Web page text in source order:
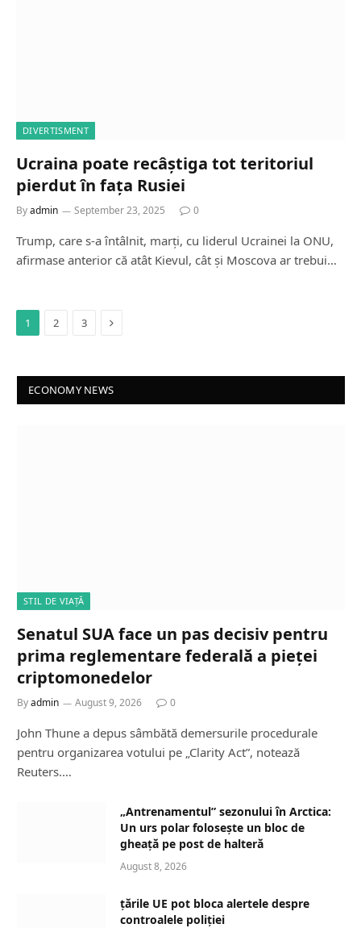
DIVERTISMENT
Ucraina poate recâștiga tot teritoriul
pierdut în fața Rusiei
Byadmin September 23, 2025 0
Trump, care s-a întâlnit, marți, cu liderul Ucrainei la ONU,
afirmase anterior că atât Kievul, cât și Moscova ar trebui…
1 2 3 Next
ECONOMY NEWS
STIL DE VIAȚĂ
Senatul SUA face un pas decisiv pentru
prima reglementare federală a pieței
criptomonedelor
Byadmin August 9, 2026 0
John Thune a depus sâmbătă demersurile procedurale
pentru organizarea votului pe „Clarity Act”, notează
Reuters.…
„Antrenamentul” sezonului în Arctica:
Un urs polar folosește un bloc de
gheață pe post de halteră
August 8, 2026
țările UE pot bloca alertele despre
controalele poliției